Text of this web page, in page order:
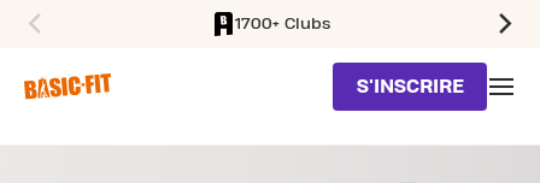
1700+ Clubs
S'INSCRIRE